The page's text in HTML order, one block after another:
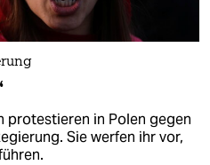
protestieren in Polen gegen
Sie werfen ihr vor,